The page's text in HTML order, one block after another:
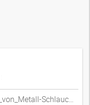
TI_HF-Fragebogen_zur_Auswahl_von_Metall-Schlauchleitungen_DExpdf